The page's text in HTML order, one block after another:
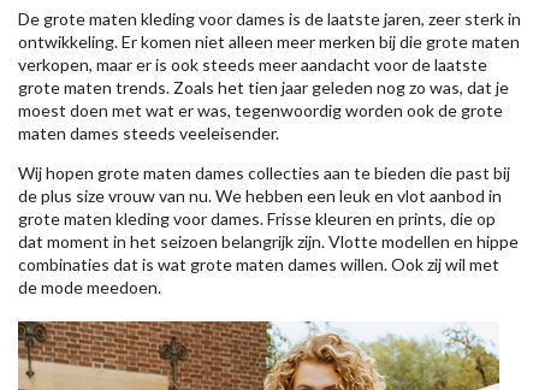
De grote maten kleding voor dames is de laatste jaren, zeer sterk in
ontwikkeling. Er komen niet alleen meer merken bij die grote maten
verkopen, maar er is ook steeds meer aandacht voor de laatste
grote maten trends. Zoals het tien jaar geleden nog zo was, dat je
moest doen met wat er was, tegenwoordig worden ook de grote
maten dames steeds veeleisender.
Wij hopen grote maten dames collecties aan te bieden die past bij
de plus size vrouw van nu. We hebben een leuk en vlot aanbod in
grote maten kleding voor dames. Frisse kleuren en prints, die op
dat moment in het seizoen belangrijk zijn. Vlotte modellen en hippe
combinaties dat is wat grote maten dames willen. Ook zij wil met
de mode meedoen.